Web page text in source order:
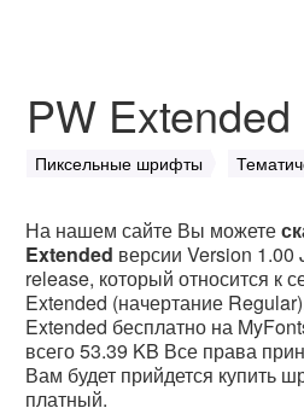
PW Extended
Пиксельные шрифты
На нашем сайте Вы можете
Extended версии Version
release, который относится к
Extended (начертание
Extended бесплатно на
всего 53.39 KB Все права
Вам будет прийдется купить
платный.